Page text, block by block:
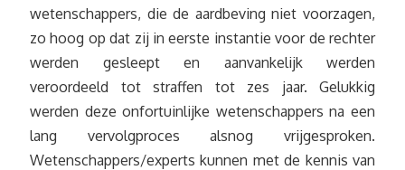
wetenschappers, die de aardbeving niet voorzagen,
zo hoog op dat zij in eerste instantie voor de rechter
werden gesleept en aanvankelijk werden
veroordeeld tot straffen tot zes jaar. Gelukkig
werden deze onfortuinlijke wetenschappers na een
lang vervolgproces alsnog vrijgesproken.
Wetenschappers/experts kunnen met de kennis van